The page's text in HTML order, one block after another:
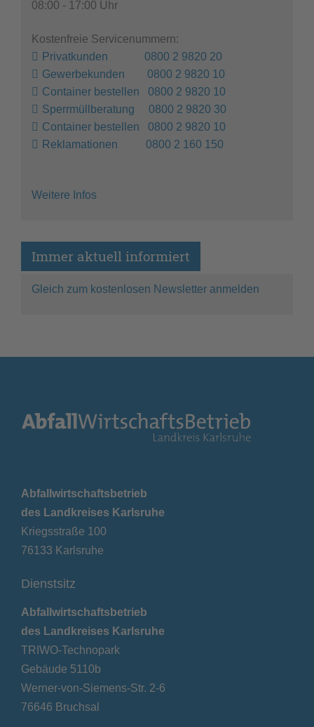
08:00 - 17:00 Uhr
Kostenfreie Servicenummern:
Privatkunden 0800 2 9820 20
Gewerbekunden 0800 2 9820 10
Container bestellen 0800 2 9820 10
Sperrmüllberatung 0800 2 9820 30
Container bestellen 0800 2 9820 10
Reklamationen 0800 2 160 150
Weitere Infos
Immer aktuell informiert
Gleich zum kostenlosen Newsletter anmelden
Abfallwirtschaftsbetrieb
des Landkreises Karlsruhe
Kriegsstraße 100
76133 Karlsruhe
Dienstsitz
Abfallwirtschaftsbetrieb
des Landkreises Karlsruhe
TRIWO-Technopark
Gebäude 5110b
Werner-von-Siemens-Str. 2-6
76646 Bruchsal